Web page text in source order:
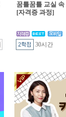
꿈틀꿈틀 교실 속
[자격증 과정]
30시간